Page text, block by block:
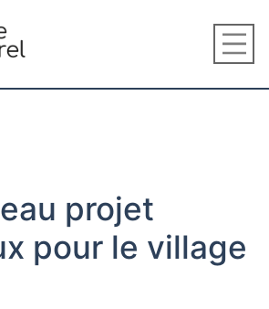
projet
pour le village